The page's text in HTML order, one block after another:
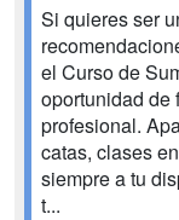
Si quieres ser
el Curso de
oportunidad de
profesional.
catas, clases
siempre a tu
t...